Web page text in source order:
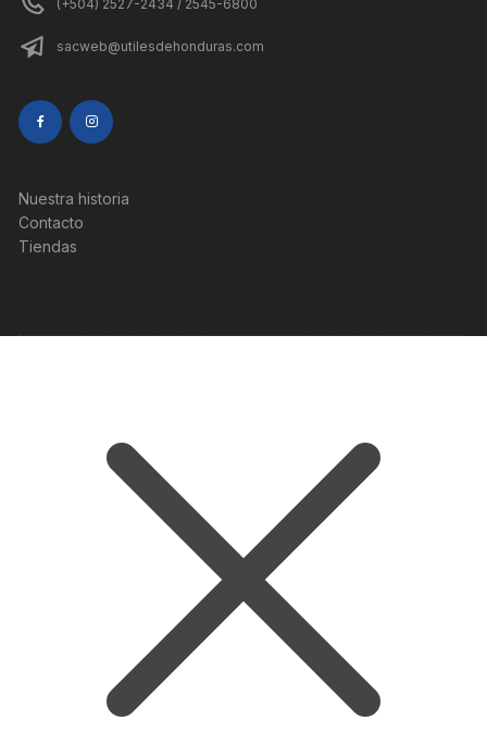
(+504) 2527-2434 / 2545-6800
sacweb@utilesdehonduras.com
Nuestra historia
Contacto
Tiendas